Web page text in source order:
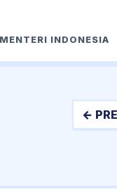
INDONESIA
←